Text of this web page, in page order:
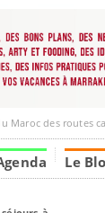
caravanières et
Le